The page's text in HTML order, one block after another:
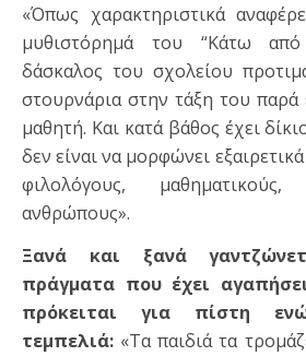
«Όπως χαρακτηριστικά
μυθιστόρημά του “Κάτω
δάσκαλος του σχολείου
στουρνάρια στην τάξη του παρά
μαθητή. Και κατά βάθος έχει
δεν είναι να μορφώνει
φιλολόγους,
ανθρώπους».
Ξανά και ξανά
πράγματα που έχει
πρόκειται για πίστη
τεμπελιά: «Τα παιδιά τα